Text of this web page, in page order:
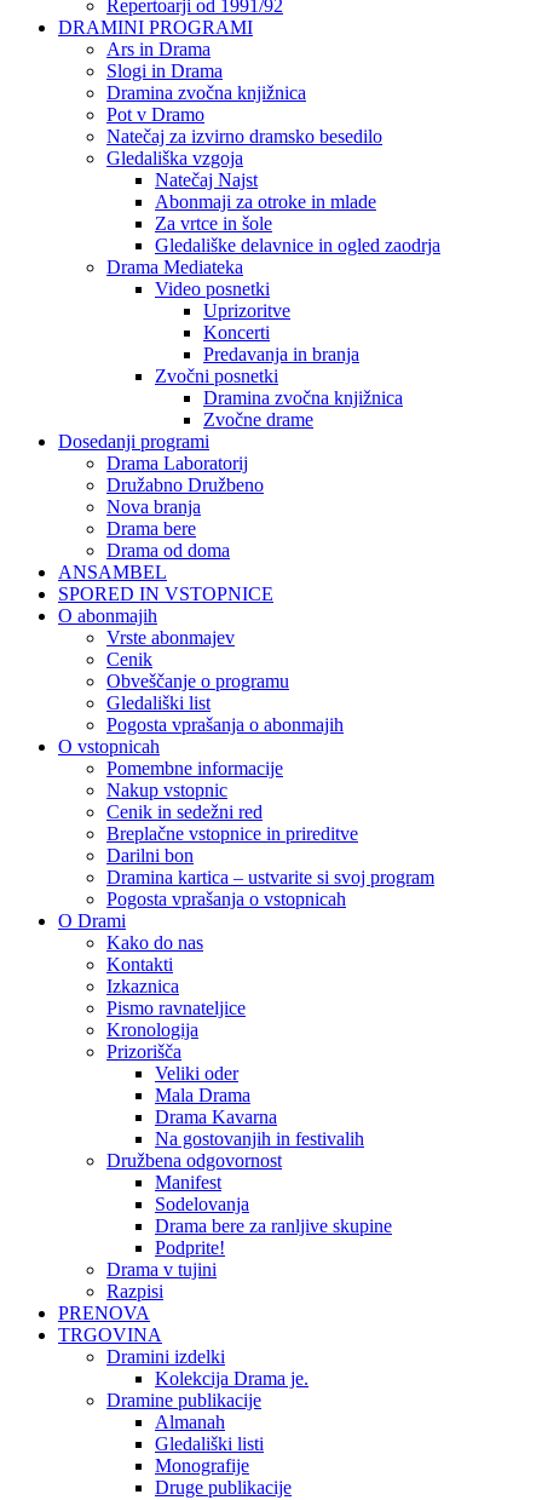
Repertoarji od 1991/92
DRAMINI PROGRAMI
Ars in Drama
Slogi in Drama
Dramina zvočna knjižnica
Pot v Dramo
Natečaj za izvirno dramsko besedilo
Gledališka vzgoja
Natečaj Najst
Abonmaji za otroke in mlade
Za vrtce in šole
Gledališke delavnice in ogled zaodrja
Drama Mediateka
Video posnetki
Uprizoritve
Koncerti
Predavanja in branja
Zvočni posnetki
Dramina zvočna knjižnica
Zvočne drame
Dosedanji programi
Drama Laboratorij
Družabno Družbeno
Nova branja
Drama bere
Drama od doma
ANSAMBEL
SPORED IN VSTOPNICE
O abonmajih
Vrste abonmajev
Cenik
Obveščanje o programu
Gledališki list
Pogosta vprašanja o abonmajih
O vstopnicah
Pomembne informacije
Nakup vstopnic
Cenik in sedežni red
Breplačne vstopnice in prireditve
Darilni bon
Dramina kartica – ustvarite si svoj program
Pogosta vprašanja o vstopnicah
O Drami
Kako do nas
Kontakti
Izkaznica
Pismo ravnateljice
Kronologija
Prizorišča
Veliki oder
Mala Drama
Drama Kavarna
Na gostovanjih in festivalih
Družbena odgovornost
Manifest
Sodelovanja
Drama bere za ranljive skupine
Podprite!
Drama v tujini
Razpisi
PRENOVA
TRGOVINA
Dramini izdelki
Kolekcija Drama je.
Dramine publikacije
Almanah
Gledališki listi
Monografije
Druge publikacije